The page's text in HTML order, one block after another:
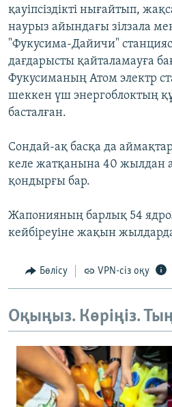
қауіпсіздікті нығайтып,
наурыз айындағы зілзала
"Фукусима-Дайичи"
дағдарысты қайталамауға
Фукусиманың Атом электр
шеккен үш энергоблоктың
басталған.
Сондай-ақ басқа да
келе жатқанына 40 жылдан
қондырғы бар.
Жапонияның барлық 54
кейбіреуіне жақын
Бөлісу VPN-сіз оқу
Оқыңыз. Көріңіз.